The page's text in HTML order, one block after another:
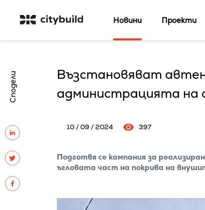
Новини Проекти
Сподели
Възстановяват
администрацията на
10 / 09 / 2024 397
Подготвя се кампания за
ъгловата част на покрива на